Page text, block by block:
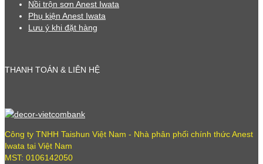
Nồi trộn sơn Anest Iwata
Phụ kiện Anest Iwata
Lưu ý khi đặt hàng
THANH TOÁN & LIÊN HỆ
Công ty TNHH Taishun Việt Nam - Nhà phân phối chính thức Anest
Iwata tại Việt Nam
MST: 0106142050